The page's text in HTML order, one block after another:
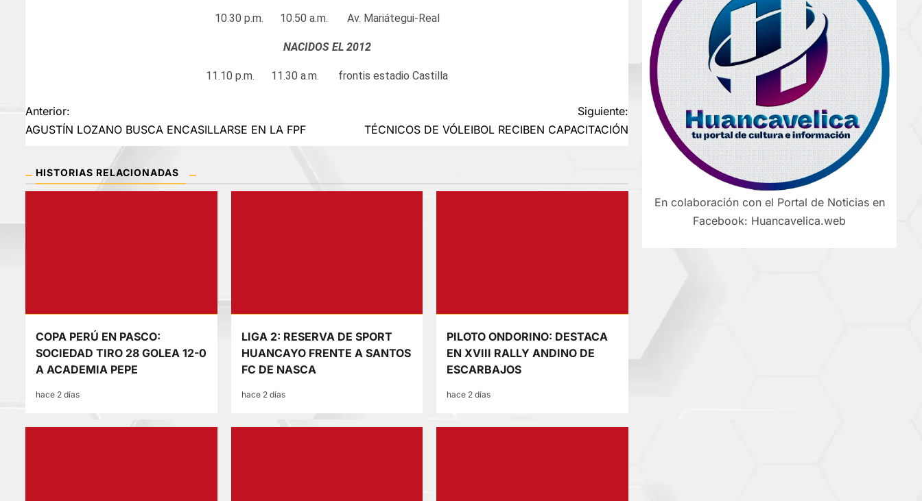
10.30 p.m. 10.50 a.m. Av. Mariátegui-Real
NACIDOS EL 2012
11.10 p.m. 11.30 a.m. frontis estadio Castilla
Navegación
entradas
Anterior:
AGUSTÍN LOZANO BUSCA ENCASILLARSE EN LA FPF
Siguiente:
TÉCNICOS DE VÓLEIBOL RECIBEN CAPACITACIÓN
HISTORIAS RELACIONADAS
COPA PERÚ EN PASCO:
SOCIEDAD TIRO 28 GOLEA 12-0
A ACADEMIA PEPE
hace 2 días
LIGA 2: RESERVA DE SPORT
HUANCAYO FRENTE A SANTOS
FC DE NASCA
hace 2 días
PILOTO ONDORINO: DESTACA
EN XVIII RALLY ANDINO DE
ESCARBAJOS
hace 2 días
En colaboración con el Portal de Noticias en
Facebook: Huancavelica.web